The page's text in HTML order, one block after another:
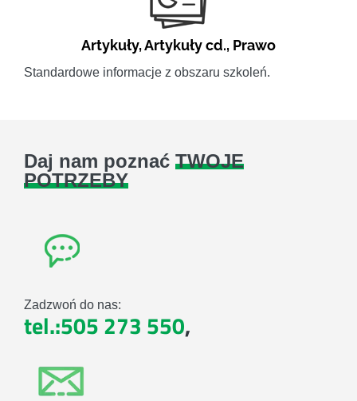
Artykuły,Artykuły cd., Prawo
Standardowe informacje z obszaru szkoleń.
Daj nam poznać TWOJE
POTRZEBY
Zadzwoń do nas:
tel.:505 273 550,